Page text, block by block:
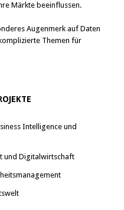
Märkte beeinflussen.
Augenmerk auf Daten
Themen für
Intelligence und
und Digitalwirtschaft